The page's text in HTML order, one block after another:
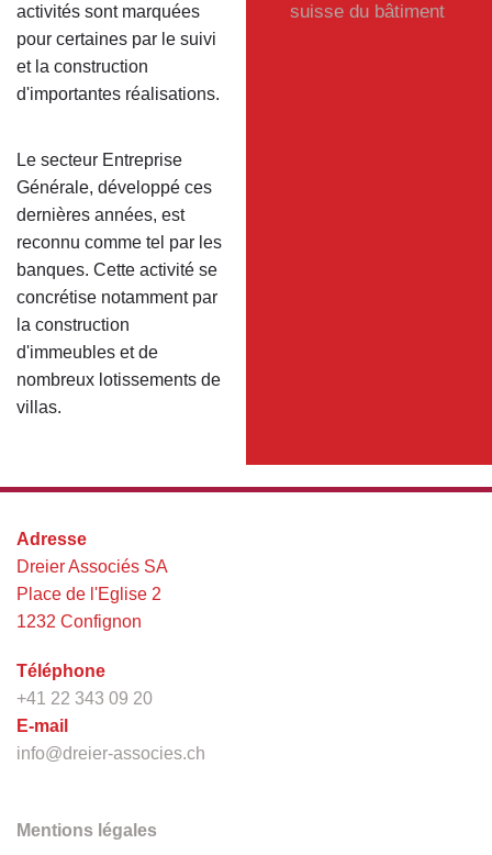
activités sont marquées
pour certaines par le suivi
et la construction
d'importantes réalisations.
Le secteur Entreprise
Générale, développé ces
dernières années, est
reconnu comme tel par les
banques. Cette activité se
concrétise notamment par
la construction
d'immeubles et de
nombreux lotissements de
villas.
suisse du bâtiment
Adresse
Dreier Associés SA
Place de l'Eglise 2
1232 Confignon
Téléphone
+41 22 343 09 20
E-mail
info@dreier-associes.ch
Mentions légales